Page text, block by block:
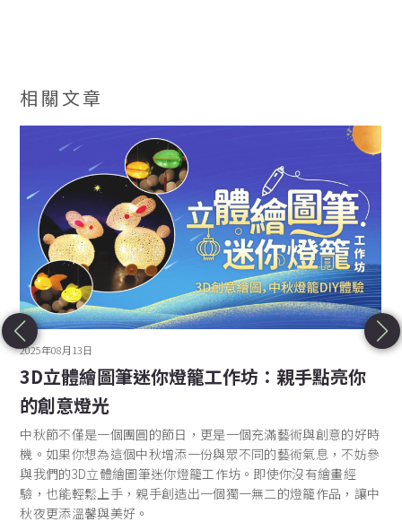
相關文章
2025年08月13日
3D立體繪圖筆迷你燈籠工作坊：親手點亮你
的創意燈光
中秋節不僅是一個團圓的節日，更是一個充滿藝術與創意的好時
機。如果你想為這個中秋增添一份與眾不同的藝術氣息，不妨參
與我們的3D立體繪圖筆迷你燈籠工作坊。即使你沒有繪畫經
驗，也能輕鬆上手，親手創造出一個獨一無二的燈籠作品，讓中
秋夜更添溫馨與美好。